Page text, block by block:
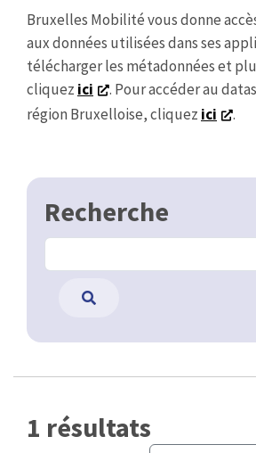
Bruxelles Mobilité vous donne
aux données utilisées dans ses
télécharger les métadonnées et
cliquez ici
. Pour accéder au
région Bruxelloise, cliquez ici .
Recherche
1 résultats